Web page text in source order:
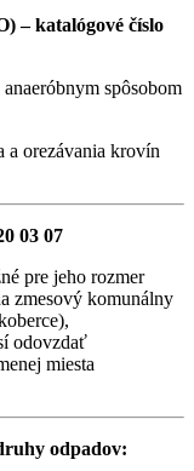
– katalógové číslo
spôsobom
a orezávania krovín
03 07
pre jeho rozmer
zmesový komunálny
odovzdať
miesta
odpadov: